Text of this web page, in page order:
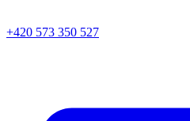
+420 573 350 527